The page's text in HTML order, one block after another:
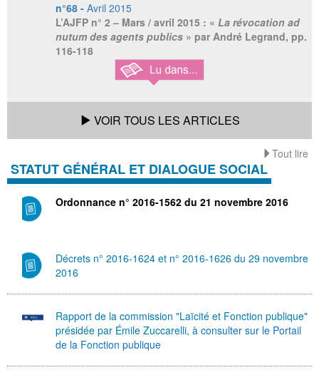
n°68 - Avril 2015
L’AJFP n° 2 – Mars / avril 2015 : « La révocation ad
nutum des agents publics» par André Legrand, pp.
116-118
VOIR TOUS LES ARTICLES
Tout lire
STATUT GÉNÉRAL ET DIALOGUE SOCIAL
Ordonnance n° 2016-1562 du 21 novembre 2016
Décrets n° 2016-1624 et n° 2016-1626 du 29 novembre
2016
Rapport de la commission "Laïcité et Fonction publique"
présidée par Émile Zuccarelli, à consulter sur le Portail
de la Fonction publique